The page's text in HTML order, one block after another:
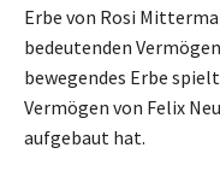
Erbe von Rosi
bedeutenden
bewegendes Erbe
Vermögen von Felix
aufgebaut hat.